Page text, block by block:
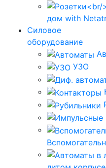
дом with
Силовое
оборудование
УЗО